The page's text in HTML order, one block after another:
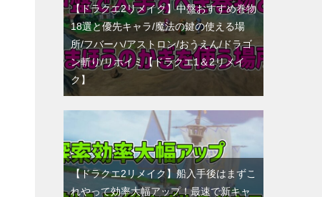
【ドラクエ2リメイク】中盤おすすめ巻物
18選と優先キャラ/魔法の鍵の使える場
所/フバーハ/アストロン/おうえん/ドラゴ
ン斬り/リホイミ【ドラクエ1＆2リメイ
ク】
【ドラクエ2リメイク】船入手後はまずこ
れやって効率大幅アップ！最速で新キャ